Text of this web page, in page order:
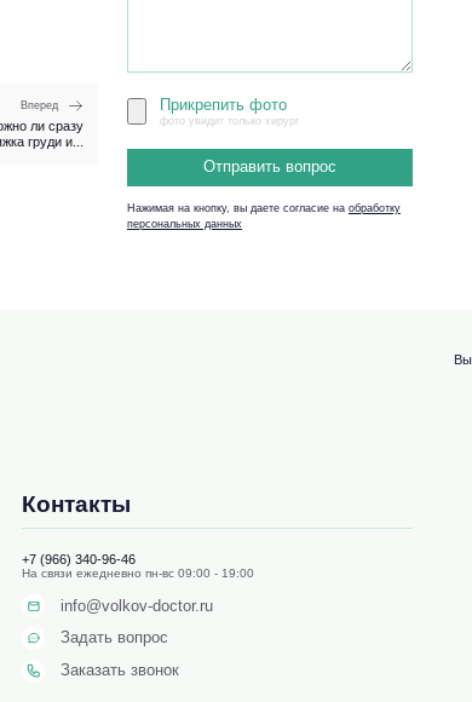
Вперед
ли сразу
груди и...
Прикрепить фото
фото увидит только хирург
Отправить вопрос
Нажимая на кнопку, вы даете согласие на обработку
персональных данных
Контакты
+7 (966) 340-96-46
На связи ежедневно пн-вс 09:00 - 19:00
info@volkov-doctor.ru
Задать вопрос
Заказать звонок